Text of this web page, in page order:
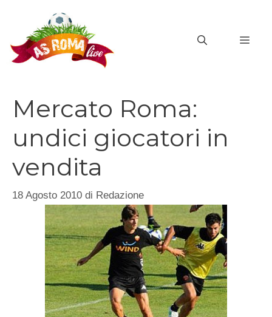
contenuto
Mercato Roma:
undici giocatori in
vendita
18 Agosto 2010 di Redazione